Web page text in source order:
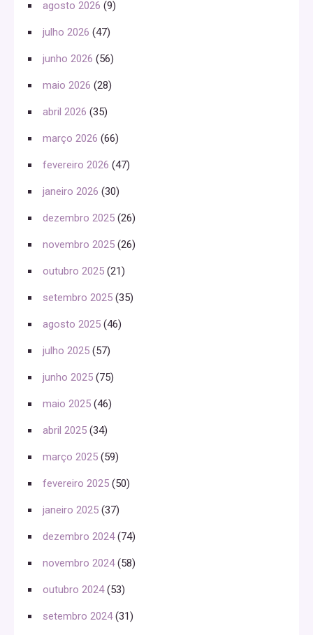
agosto 2026 (9)
julho 2026 (47)
junho 2026 (56)
maio 2026 (28)
abril 2026 (35)
março 2026 (66)
fevereiro 2026 (47)
janeiro 2026 (30)
dezembro 2025 (26)
novembro 2025 (26)
outubro 2025 (21)
setembro 2025 (35)
agosto 2025 (46)
julho 2025 (57)
junho 2025 (75)
maio 2025 (46)
abril 2025 (34)
março 2025 (59)
fevereiro 2025 (50)
janeiro 2025 (37)
dezembro 2024(74)
novembro 2024(58)
outubro 2024(53)
setembro 2024(31)